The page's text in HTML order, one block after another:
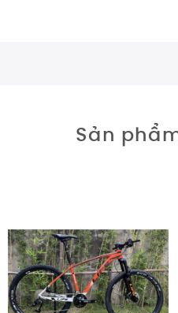
Sản